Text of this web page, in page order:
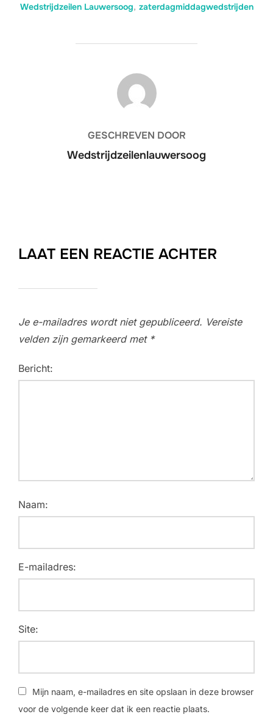
Wedstrijdzeilen Lauwersoog, zaterdagmiddagwedstrijden
BERICHTAUTEUR
GESCHREVEN DOOR
Wedstrijdzeilenlauwersoog
LAAT EEN REACTIE ACHTER
Je e-mailadres wordt niet gepubliceerd. Vereiste
velden zijn gemarkeerd met *
Bericht:
Naam:
E-mailadres:
Site:
Mijn naam, e-mailadres en site opslaan in deze browser
voor de volgende keer dat ik een reactie plaats.